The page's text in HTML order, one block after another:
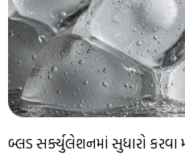
બ્લડ સર્ક્યુલેશનમાં સુધારો